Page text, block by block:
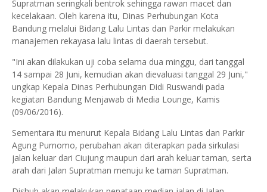
Supratman seringkali bentrok sehingga rawan macet dan
kecelakaan. Oleh karena itu, Dinas Perhubungan Kota
Bandung melalui Bidang Lalu Lintas dan Parkir melakukan
manajemen rekayasa lalu lintas di daerah tersebut.
"Ini akan dilakukan uji coba selama dua minggu, dari tanggal
14 sampai 28 Juni, kemudian akan dievaluasi tanggal 29 Juni,"
ungkap Kepala Dinas Perhubungan Didi Ruswandi pada
kegiatan Bandung Menjawab di Media Lounge, Kamis
(09/06/2016).
Sementara itu menurut Kepala Bidang Lalu Lintas dan Parkir
Agung Purnomo, perubahan akan diterapkan pada sirkulasi
jalan keluar dari Ciujung maupun dari arah keluar taman, serta
arah dari Jalan Supratman menuju ke taman Supratman.